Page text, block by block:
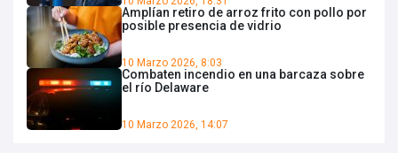
Amplían retiro de arroz frito con pollo por
posible presencia de vidrio
10 Marzo 2026, 8:03
Combaten incendio en una barcaza sobre
el río Delaware
10 Marzo 2026, 14:07